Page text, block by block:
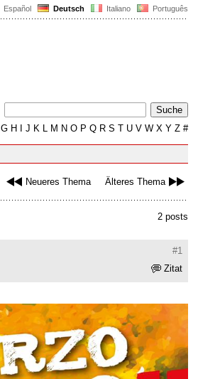
Español Deutsch Italiano Português
G H J K L M N O P Q R S T U V W X Y Z #
Neueres Thema Älteres Thema
2 posts
#1
Zitat